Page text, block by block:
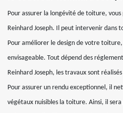
Pour assurer la longévité de toiture,
Reinhard Joseph. Il peut intervenir dans
Pour améliorer le design de votre
envisageable. Tout dépend des
Reinhard Joseph, les travaux sont
Pour assurer un rendu exceptionnel, il
végétaux nuisibles la toiture. Ainsi, il sera